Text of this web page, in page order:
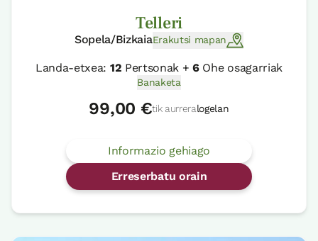
Telleri
Sopela/BizkaiaErakutsi mapan
Landa-etxea: 12 Pertsonak +6Ohe osagarriak
Banaketa
99,00 €tik aurreralogelan
Informazio gehiago
Erreserbatu orain